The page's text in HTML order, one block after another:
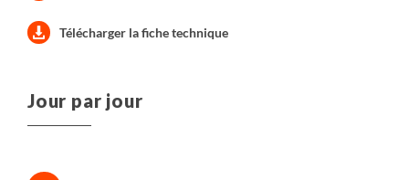
Télécharger la fiche technique
Jour par jour